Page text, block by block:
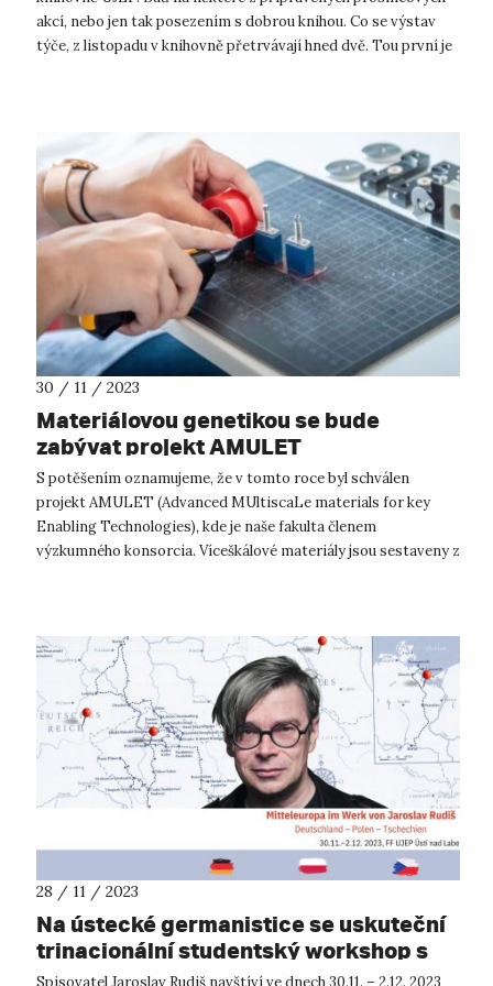
akcí, nebo jen tak posezením s dobrou knihou. Co se výstav
týče, z listopadu v knihovně přetrvávají hned dvě. Tou první je
30 / 11 / 2023
Materiálovou genetikou se bude
zabývat projekt AMULET
S potěšením oznamujeme, že v tomto roce byl schválen
projekt AMULET (Advanced MUltiscaLe materials for key
Enabling Technologies), kde je naše fakulta členem
výzkumného konsorcia. Víceškálové materiály jsou sestaveny z
28 / 11 / 2023
Na ústecké germanistice se uskuteční
trinacionální studentský workshop s
autorem Jaroslavem Rudišem
Spisovatel Jaroslav Rudiš navštíví ve dnech 30.11. – 2.12. 2023